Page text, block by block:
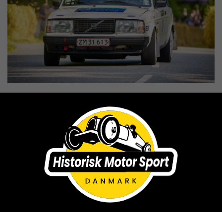
MUNKEBJERG CLASSIC
SPRINT 2024
Foto: Kenneth Wedmore Lund
LØRDAG DEN 10. AUGUST 2024 BLEV 5.
AFDELING AF HILL CLIMB